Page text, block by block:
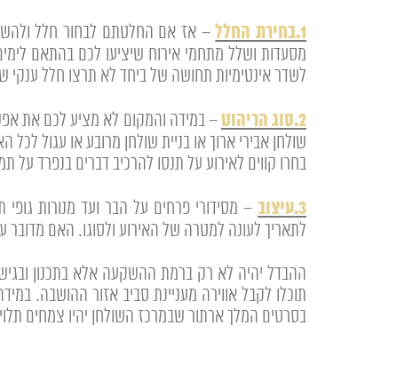
1.בחירת החלל
– אז אם החלטתם לבחור חלל
מסעדות ושלל מתחמי אירוח שיציעו לכם בהתאם
לשדר אינטימיות תחושה של ביחד לא תרצו חלל ענקי
2.סוג הריהוט
– במידה והמקום לא מציע לכם את
שולחן אבירי ארוך או בניית שולחן מרובע או עגול
בחרו קווים לאירוע על תנסו להרכיב דברים בנפרד
3.עיצוב
– מסידורי פרחים על הבר ועד מנורות
לתאריך לעונה למטרה של האירוע ולסוגו. האם
ההבדל יהיה לא רק ברמת ההשקעה אלא בתכנון
תוכלו לקבל אווירה מעניינת סביב אזור ההושבה.
בסרטים המלך ארתור שבמרכז השולחן יהיו צמחים תלויים מהאוויר עם